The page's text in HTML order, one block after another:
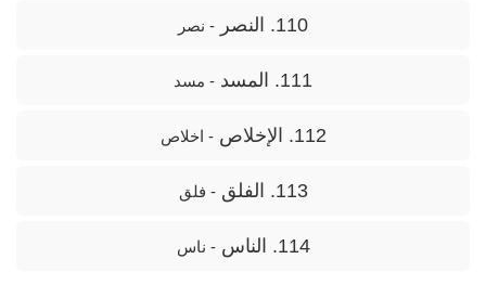
110. النصر - نصر
111. المسد - مسد
112. الإخلاص - اخلاص
113. الفلق - فلق
114. الناس - ناس